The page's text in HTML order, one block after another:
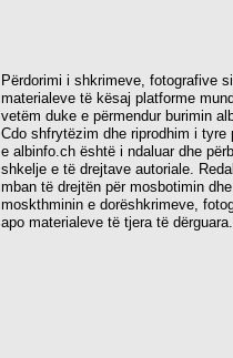
Përdorimi i shkrimeve, fotografive
materialeve të kësaj platforme
vetëm duke e përmendur burimin
Cdo shfrytëzim dhe riprodhim i tyre
e albinfo.ch është i ndaluar dhe
shkelje e të drejtave autoriale.
mban të drejtën për mosbotimin dhe
moskthminin e dorëshkrimeve,
apo materialeve të tjera të dërguara.